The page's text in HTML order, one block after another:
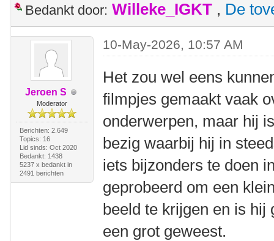
Bedankt door: Willeke_IGKT , De
Jeroen S
Moderator
Berichten: 2.649
Topics: 16
Lid sinds: Oct 2020
Bedankt: 1438
5237 x bedankt in
2491 berichten
10-May-2026, 10:57 AM
Het zou wel eens
filmpjes gemaakt vaak
onderwerpen, maar hij
bezig waarbij hij in
iets bijzonders te doen
geprobeerd om een
beeld te krijgen en is hij
een grot geweest.